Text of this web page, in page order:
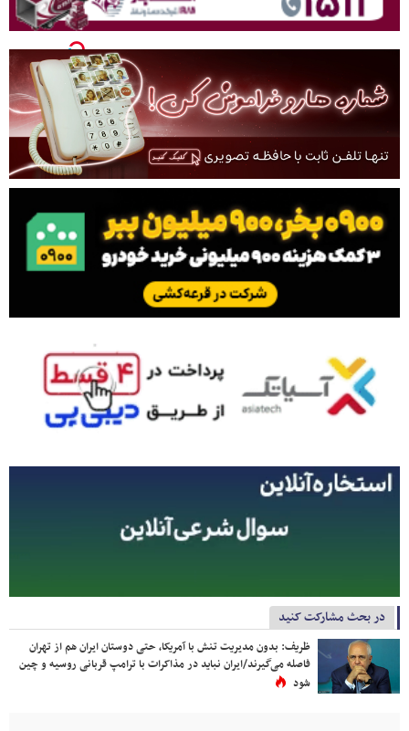
در بحث مشارکت کنید
ظریف: بدون مدیریت تنش با آمریکا، حتی دوستان ایران هم از تهران
فاصله می‌گیرند/ایران نباید در مذاکرات با ترامپ قربانی روسیه و چین
شود